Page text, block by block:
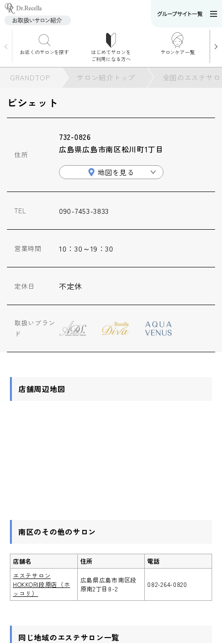
お近くのサロンを探す
はじめてサロンを
ご利用になる方へ
サロンケア一覧
ュー
施術別で探す
お悩み別で探す
角質ケア｜ポレーシ
水素トリートメント
GRANDTOP サロン紹介トップ 全国のエステサ
ビシェット
住所
732-0826
広島県広島市南区松川町1丁目
地図を見る
TEL 090-7453-3833
営業時間 10：30～19：30
定休日 不定休
取扱いブラン
ド
店舗周辺地図
南区のその他のサロン
店舗名 住所
電話
エステサロン
HOKKORI段原店（ホ
ッコリ）
広島県広島市南区段
原南2丁目8-2
082-264-0820
同じ地域のエステサロン一覧